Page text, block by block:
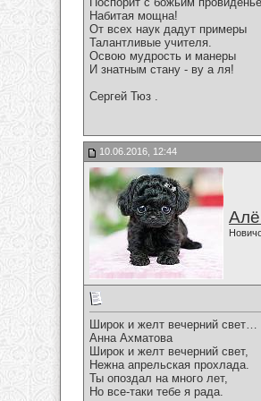
Набитая мощна!
От всех наук дадут примеры
Талантливые учителя.
Освою мудрость и манеры
И знатным стану - ву а ля!
Сергей Тюз .
10.06.2016, 12:44
Широк и желт вечерний свет…
Анна Ахматова
Широк и желт вечерний свет,
Нежна апрельская прохлада.
Ты опоздал на много лет,
Но все-таки тебе я рада.